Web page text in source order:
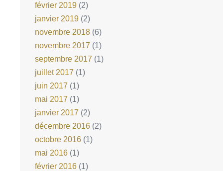
février 2019 (2)
janvier 2019 (2)
novembre 2018 (6)
novembre 2017 (1)
septembre 2017 (1)
juillet 2017 (1)
juin 2017 (1)
mai 2017 (1)
janvier 2017 (2)
décembre 2016 (2)
octobre 2016 (1)
mai 2016 (1)
février 2016 (1)